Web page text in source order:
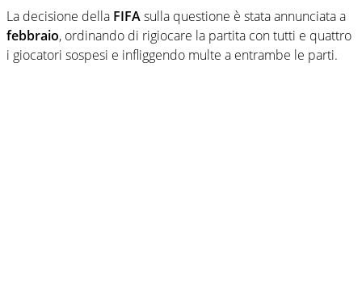
La decisione della FIFAsulla questione è stata annunciata a
febbraio, ordinando di rigiocare la partita con tutti e quattro
i giocatori sospesi e infliggendo multe a entrambe le parti.